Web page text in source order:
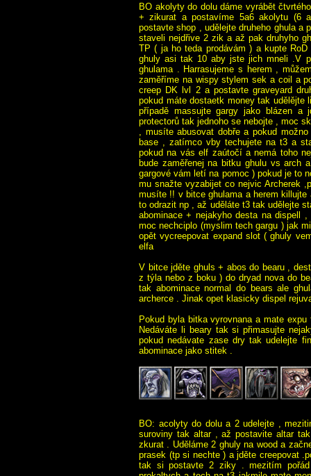
BO akolyty do dolu dáme vyrábět
+ zikurat a postavíme 5a6 akolytu (6
postavte shop , udělejte druheho ghula a
staveli nejdřive 2 zik a až pak druhyho
TP ( ja ho teda prodávám ) a kupte
ghuly asi tak 10 aby jste jich mneli .V
ghulama . Harrasujeme s herem ,
zaměříme na wispy stylem sek a coil a
creep DK lvl 2 a postavte graveyard
pokud máte dostaetk money tak
případě massujte gargy jako blázen
protectorů tak jednoho se nebojte , moc
, musíte abusovat dobře a pokud
base , zatímco vby techujete na t3 a
pokud na vás elf zaútočí a nemá toho
bude zaměřenej na bitku ghulu vs arch
gargové vám letí na pomoc ) pokud je to
mu snažte vyzabijet co nejvic Archerek
musíte !! v bitce ghulama a herem
to odrazit np , až uděláte t3 tak udělejte
abominace + nejakyho desta na dispell
moc nechciplo (myslim tech gargu ) jak
opět vycreepovat expand slot ( ghuly
elfa
V bitce jděte ghuls + abos do bearu ,
z týla nebo z boku ) do dryad nova do
tak abominace normal do bears ale
archerce . Jinak opet klasicky dispel
Pokud byla bitka vyrovnana a mate
Nedáváte li beary tak si přimasujte
pokud nedávate zase dry tak udelejte
abominace jako stitek .
BO: acolyty do dolu a 2 udelejte ,
suroviny tak altar , až postavite altar
zkurat . Uděláme 2 ghuly na wood a
prasek (tp si nechte ) a jděte creepovat
tak si postavte 2 ziky . mezitím